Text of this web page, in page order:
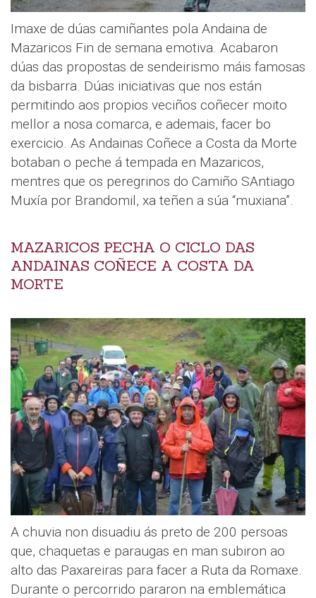
Imaxe de dúas camiñantes pola Andaina de
Mazaricos Fin de semana emotiva. Acabaron
dúas das propostas de sendeirismo máis famosas
da bisbarra. Dúas iniciativas que nos están
permitindo aos propios veciños coñecer moito
mellor a nosa comarca, e ademais, facer bo
exercicio. As Andainas Coñece a Costa da Morte
botaban o peche á tempada en Mazaricos,
mentres que os peregrinos do Camiño SAntiago
Muxía por Brandomil, xa teñen a súa “muxiana”.
MAZARICOS PECHA O CICLO DAS
ANDAINAS COÑECE A COSTA DA
MORTE
A chuvia non disuadiu ás preto de 200 persoas
que, chaquetas e paraugas en man subiron ao
alto das Paxareiras para facer a Ruta da Romaxe.
Durante o percorrido pararon na emblemática